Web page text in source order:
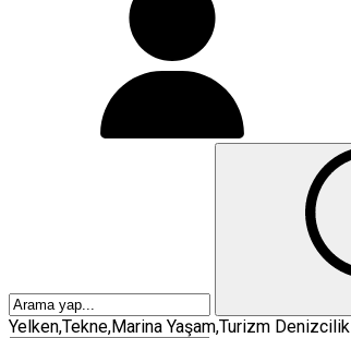
Yelken,Tekne,Marina Yaşam,Turizm Denizcilik